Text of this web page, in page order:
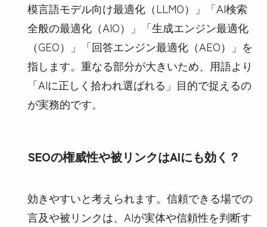
模言語モデル向け最適化（LLMO）」「AI検索
全般の最適化（AIO）」「生成エンジン最適化
（GEO）」「回答エンジン最適化（AEO）」を
指します。重なる部分が大きいため、用語より
「AIに正しく拾われ選ばれる」目的で捉えるの
が実務的です。
SEOの権威性や被リンクはAIにも効く？
効きやすいと考えられます。信頼できる場での
言及や被リンクは、AIが実体や信頼性を判断す